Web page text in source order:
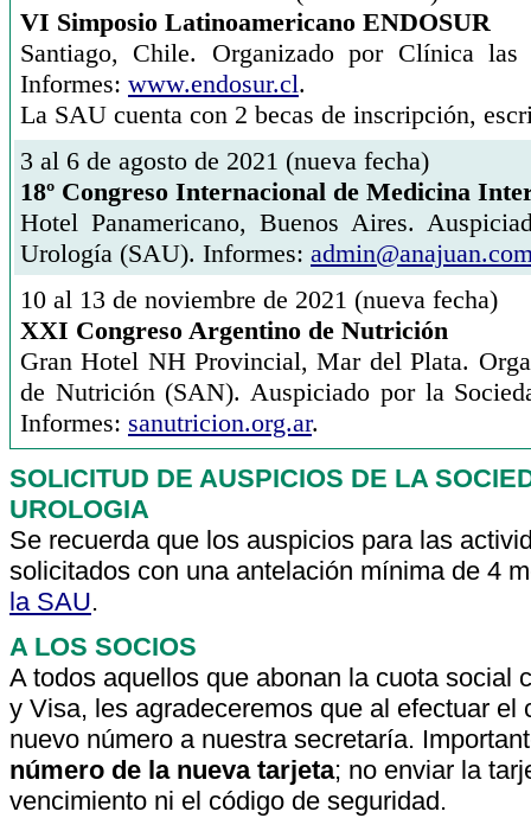
VI Simposio Latinoamericano ENDOSUR
Santiago, Chile. Organizado por Clínica
Informes: www.endosur.cl.
La SAU cuenta con 2 becas de inscripción,
3 al 6 de agosto de 2021 (nueva fecha)
18º Congreso Internacional de Medicina
Hotel Panamericano, Buenos Aires.
Urología (SAU). Informes:
10 al 13 de noviembre de 2021 (nueva fecha)
XXI Congreso Argentino de Nutrición
Gran Hotel NH Provincial, Mar del Plata.
de Nutrición (SAN). Auspiciado por la
Informes: sanutricion.org.ar.
SOLICITUD DE AUSPICIOS DE LA
UROLOGIA
Se recuerda que los auspicios para las
solicitados con una antelación mínima de 4
la SAU.
A LOS SOCIOS
A todos aquellos que abonan la cuota social
y Visa, les agradeceremos que al efectuar el
nuevo número a nuestra secretaría.
número de la nueva tarjeta; no enviar la
vencimiento ni el código de seguridad.